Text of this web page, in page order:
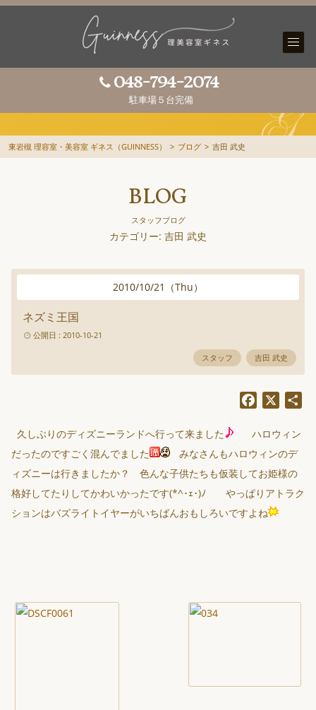
048-794-2074
駐車場５台完備
東岩槻 理容室・美容室 ギネス（GUINNESS） > ブログ > 吉田 武史
BLOG
スタッフブログ
カテゴリー: 吉田 武史
2010/10/21 （Thu）
ネズミ王国
公開日 : 2010-10-21
スタッフ 吉田 武史
Facebook
久しぶりのディズニーランドへ行って来ました
ハロウィン
だったのですごく混んでました
みなさんもハロウィンのデ
ィズニーは行きましたか？ 色んな子供たちも仮装してお姫様の
格好してたりしてかわいかったです(*^･ｪ･)ﾉ やっぱりアトラク
ションはバズライトイヤーがいちばんおもしろいですよね